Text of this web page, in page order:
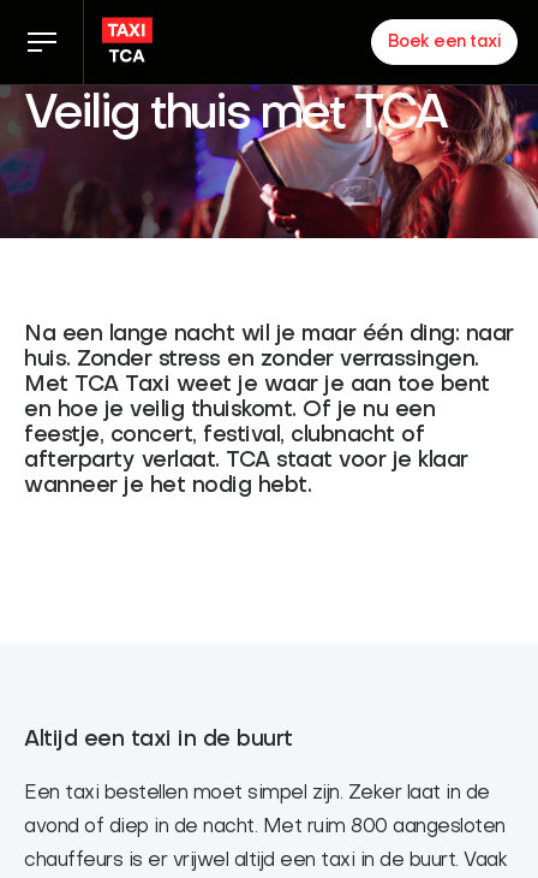
Boek een taxi
Inloggen chauffeurs
Over ons
Tarieven
TCA app
Nieuws
Veilig thuis met TCA
Na een lange nacht wil je maar één ding: naar
huis. Zonder stress en zonder verrassingen.
Met TCA Taxi weet je waar je aan toe bent
en hoe je veilig thuiskomt. Of je nu een
feestje, concert, festival, clubnacht of
afterparty verlaat. TCA staat voor je klaar
wanneer je het nodig hebt.
Altijd een taxi in de buurt
Een taxi bestellen moet simpel zijn. Zeker laat in de
avond of diep in de nacht. Met ruim 800 aangesloten
chauffeurs is er vrijwel altijd een taxi in de buurt. Vaak